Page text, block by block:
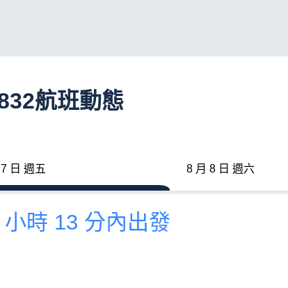
航班動態
日 週五 8 月 8 日 週六
時 13 分內出發